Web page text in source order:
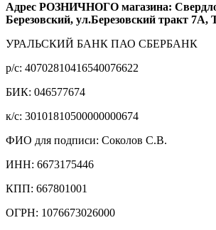
Адрес РОЗНИЧНОГО магазина:
Березовский, ул.Березовский тракт
УРАЛЬСКИЙ БАНК ПАО СБЕРБАНК
р/c: 40702810416540076622
БИК: 046577674
к/c: 30101810500000000674
ФИО для подписи: Соколов С.В.
ИНН: 6673175446
КПП: 667801001
ОГРН: 1076673026000